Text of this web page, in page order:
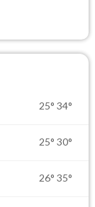
25° 34°
25° 30°
26° 35°